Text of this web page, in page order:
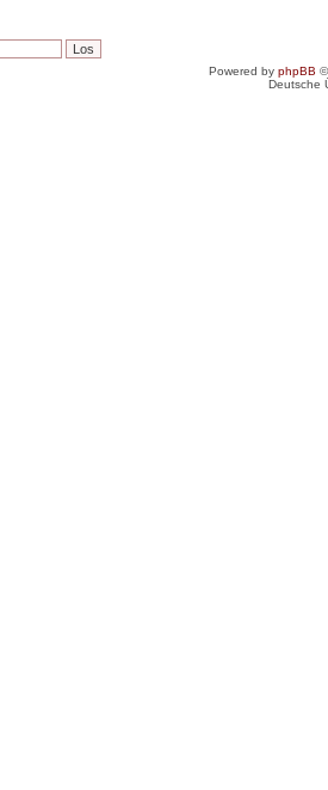
Powered by phpBB
Deutsche